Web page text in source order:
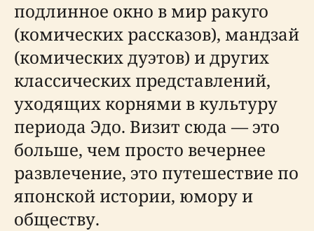
подлинное окно в мир ракуго
(комических рассказов), мандзай
(комических дуэтов) и других
классических представлений,
уходящих корнями в культуру
периода Эдо. Визит сюда — это
больше, чем просто вечернее
развлечение, это путешествие по
японской истории, юмору и
обществу.